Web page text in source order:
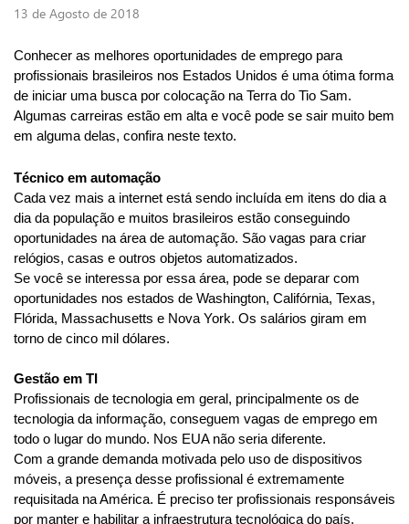
13 de Agosto de 2018
Conhecer as melhores oportunidades de emprego para
profissionais brasileiros nos Estados Unidos é uma ótima forma
de iniciar uma busca por colocação na Terra do Tio Sam.
Algumas carreiras estão em alta e você pode se sair muito bem
em alguma delas, confira neste texto.
Técnico em automação
Cada vez mais a internet está sendo incluída em itens do dia a
dia da população e muitos brasileiros estão conseguindo
oportunidades na área de automação. São vagas para criar
relógios, casas e outros objetos automatizados.
Se você se interessa por essa área, pode se deparar com
oportunidades nos estados de Washington, Califórnia, Texas,
Flórida, Massachusetts e Nova York. Os salários giram em
torno de cinco mil dólares.
Gestão em TI
Profissionais de tecnologia em geral, principalmente os de
tecnologia da informação, conseguem vagas de emprego em
todo o lugar do mundo. Nos EUA não seria diferente.
Com a grande demanda motivada pelo uso de dispositivos
móveis, a presença desse profissional é extremamente
requisitada na América. É preciso ter profissionais responsáveis
por manter e habilitar a infraestrutura tecnológica do país.